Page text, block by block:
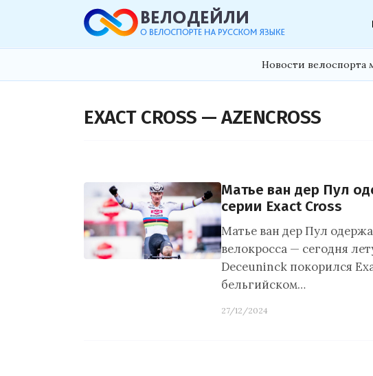
Новости велоспорта
EXACT CROSS — AZENCROSS
Матье ван дер Пул
серии Exact Cross
Матье ван дер Пул
велокросса — сегодня
Deceuninck покорился
бельгийском…
27/12/2024